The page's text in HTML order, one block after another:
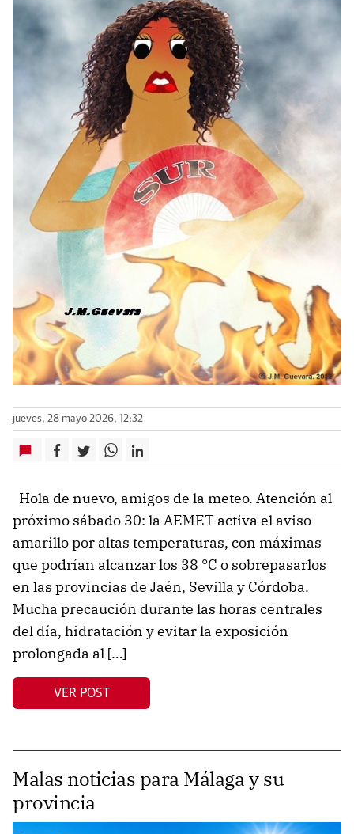
jueves, 28 mayo 2026, 12:32
Hola de nuevo, amigos de la meteo. Atención al
próximo sábado 30: la AEMET activa el aviso
amarillo por altas temperaturas, con máximas
que podrían alcanzar los 38 °C o sobrepasarlos
en las provincias de Jaén, Sevilla y Córdoba.
Mucha precaución durante las horas centrales
del día, hidratación y evitar la exposición
prolongada al […]
VER POST
Malas noticias para Málaga y su
provincia